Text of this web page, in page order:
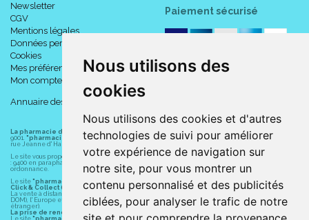
Nous utilisons des
cookies
Nous utilisons des cookies et d'autres
technologies de suivi pour améliorer
votre expérience de navigation sur
notre site, pour vous montrer un
contenu personnalisé et des publicités
ciblées, pour analyser le trafic de notre
Newsletter
CGV
Mentions légales
Données personnelles
Cookies
Mes préférences Cookies
Mon compte
Annuaire des pharmacies
Paiement sécurisé
La pharmacie du centre à Albert (80300) est une pharmacie française certifiée ISO
9001. "pharmacie-du-centre-albert.fr "est le site internet de la pharmacie du centre
rue Jeanne d' Harcourt, 80300 Albert.
Le site vous propose un large choix de plus de 11000 références, au prix les plus bas possible
: 9400 en parapharmacie, animaux, orthopédie, matériel médical. 1700 en médicaments sans
ordonnance.
Le site "pharmacie-du-centre-albert.fr" vous propose les service suivants :
Click & Collect (retrait gratuit dans la pharmacie).
La vente à distance chez vous et/ou chez un commerçant sur la France (Andorre, Monaco et
DOM), l' Europe et le monde entier (livraison assuré par Colissimo et ses partenaires à l'
étranger).
La prise de rendez-vous.